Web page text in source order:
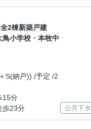
2棟新築戸建
小学校・本牧中
S(納戸)) /予定 /2
15分
歩23分 公共下水